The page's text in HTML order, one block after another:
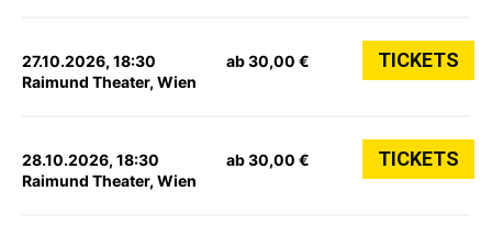
27.10.2026, 18:30
Raimund Theater, Wien
ab 30,00 € TICKETS
28.10.2026, 18:30
Raimund Theater, Wien
ab 30,00 € TICKETS